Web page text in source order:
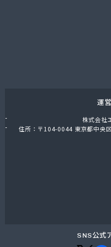
運
株式会社
住所：〒104-0044 東京都中央
SNS公式